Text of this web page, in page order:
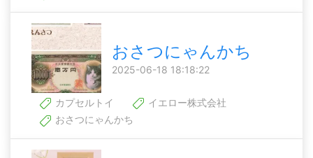
おさつにゃんかち
2025-06-18 18:18:22
カプセルトイ
イエロー株式会社
おさつにゃんかち